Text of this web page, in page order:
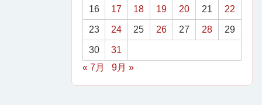
16 17 18 19 20 21 22
23 24 25 26 27 28 29
30
31
« 7月
9月 »